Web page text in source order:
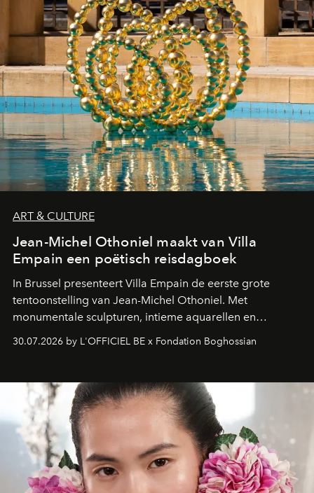
ART & CULTURE
Jean-Michel Othoniel maakt van Villa
Empain een poëtisch reisdagboek
In Brussel presenteert Villa Empain de eerste grote
tentoonstelling van Jean-Michel Othoniel. Met
monumentale sculpturen, intieme aquarellen en
fonkelend Murano-glas creëert de Franse kunstenaar
een emotionele reis waarin elk werk de herinnering
moment van verwondering.
30.07.2026 by L'OFFICIEL BE x Fondation Boghossian